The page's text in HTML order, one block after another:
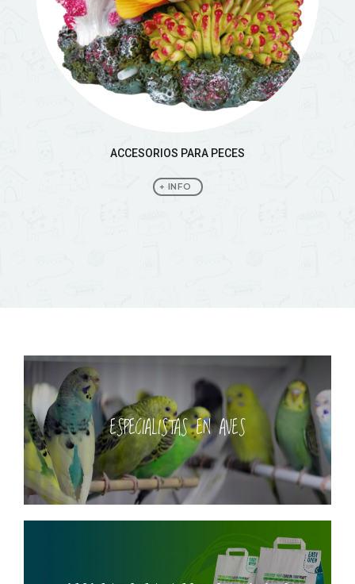
ACCESORIOS PARA PECES
+ INFO
ESPECIALISTAS EN AVES